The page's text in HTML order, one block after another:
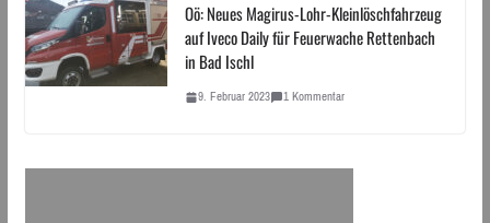
Oö: Neues Magirus-Lohr-Kleinlöschfahrzeug
auf Iveco Daily für Feuerwache Rettenbach
in Bad Ischl
9. Februar 2023 1 Kommentar